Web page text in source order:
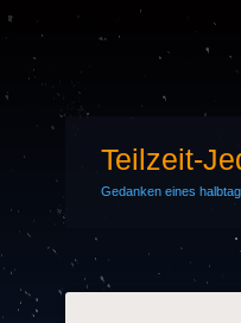
Teilzeit-
Gedanken eines